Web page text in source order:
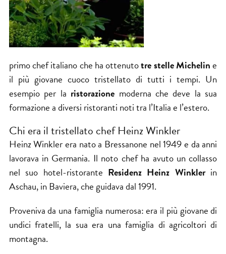
primo chef italiano che ha ottenutotre stelle Micheline
il più giovane cuoco tristellato di tutti i tempi. Un
esempio per la ristorazione moderna che deve la sua
formazione a diversi ristoranti noti tra l’Italia e l’estero.
Chi era il tristellato chef Heinz Winkler
Heinz Winkler era nato a Bressanone nel 1949 e da anni
lavorava in Germania. Il noto chef ha avuto un collasso
nel suo hotel-ristorante Residenz Heinz Winklerin
Aschau, in Baviera, che guidava dal 1991.
Proveniva da una famiglia numerosa: era il più giovane di
undici fratelli, la sua era una famiglia di agricoltori di
montagna.